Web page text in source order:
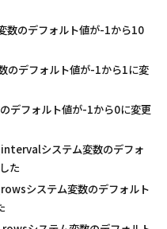
のデフォルト値が-1から10
デフォルト値が-1から1に変
フォルト値が-1から0に変更
システム変数のデフォ
た
システム変数のデフォルト